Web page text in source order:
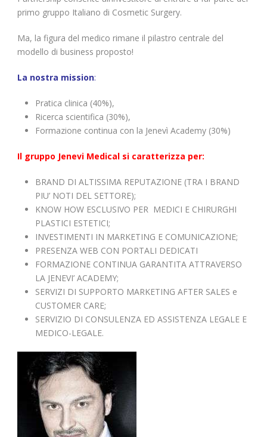
primo gruppo Italiano di Cosmetic Surgery.
Ma, la figura del medico rimane il pilastro centrale del
modello di business proposto!
La nostra mission:
Pratica clinica (40%),
Ricerca scientifica (30%),
Formazione continua con la Jenevì Academy (30%)
Il gruppo Jenevi Medical si caratterizza per:
BRAND DI ALTISSIMA REPUTAZIONE (TRA I BRAND
PIU’ NOTI DEL SETTORE);
KNOW HOW ESCLUSIVO PER MEDICI E CHIRURGHI
PLASTICI ESTETICI;
INVESTIMENTI IN MARKETING E COMUNICAZIONE;
PRESENZA WEB CON PORTALI DEDICATI
FORMAZIONE CONTINUA GARANTITA ATTRAVERSO
LA JENEVI’ ACADEMY;
SERVIZI DI SUPPORTO MARKETING AFTER SALES e
CUSTOMER CARE;
SERVIZIO DI CONSULENZA ED ASSISTENZA LEGALE E
MEDICO-LEGALE.